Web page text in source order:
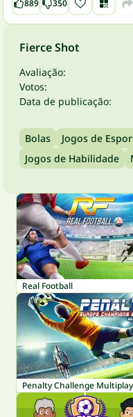
889 350
Fierce Shot
Avaliação:
Votos:
Data de publicação:
Bolas Jogos de
Jogos de Habilidade
Real Football
Penalty Challenge